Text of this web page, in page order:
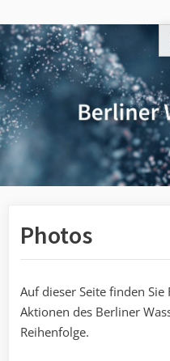
to
content
Photos
Auf dieser Seite finden
Aktionen des Berliner
Reihenfolge.